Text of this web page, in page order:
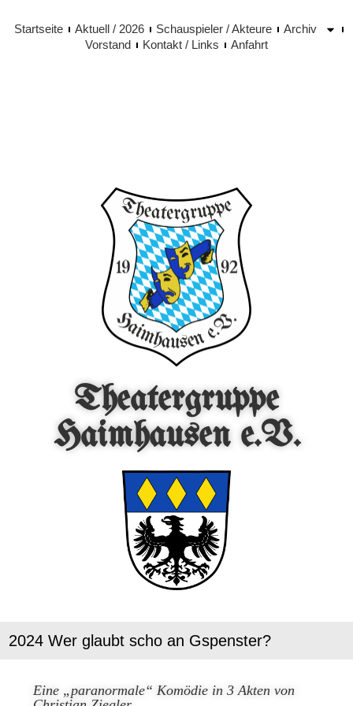
Startseite Aktuell / 2026 Schauspieler / Akteure
Archiv
Vorstand
Kontakt / Links Anfahrt
Theatergruppe
Haimhausen e.V.
2024 Wer glaubt scho an Gspenster?
Eine „paranormale“ Komödie in 3 Akten von